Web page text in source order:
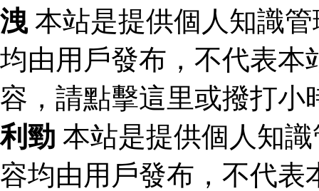
洩 本站是提供個人知識
均由用戶發布，不代表本
容，請點擊這里或撥打
利勁 本站是提供個人知
容均由用戶發布，不代表